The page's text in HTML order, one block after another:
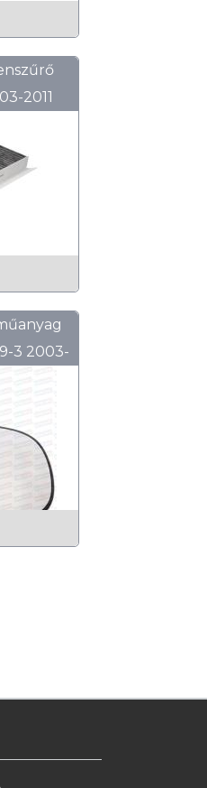
2011
3 2003-